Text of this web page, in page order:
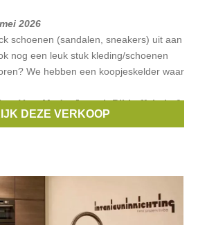
2026
schoenen (sandalen, sneakers) uit aan
nog een leuk stuk kleding/schoenen
We hebben een koopjeskelder waar
,Vero Moda,Joseph Ribkoff,Lyle &
DEZE VERKOOP